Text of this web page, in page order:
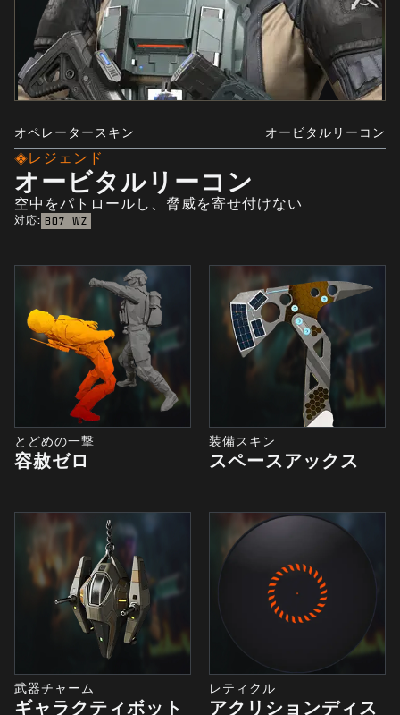
オペレータースキン オービタルリーコン
レジェンド
オービタルリーコン
空中をパトロールし、脅威を寄せ付けない
対応: BO7 WZ
とどめの一撃
容赦ゼロ
装備スキン
スペースアックス
武器チャーム
ギャラクティボット
レティクル
アクリションディス